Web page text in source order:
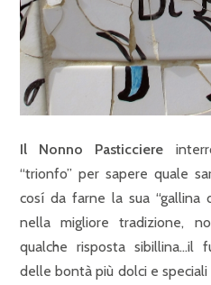
Il Nonno Pasticciere
“trionfo” per sapere quale
cosí da farne la sua “gallina
nella migliore tradizione,
qualche risposta sibillina…il
delle bontà più dolci e